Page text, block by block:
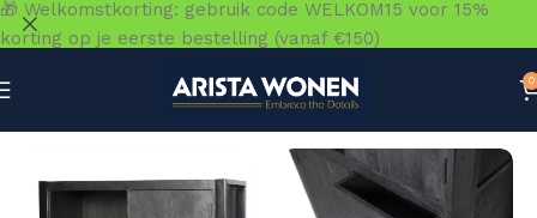
0
🎁 Welkomstkorting: gebruik code WELKOM15 voor 15%
korting op je eerste bestelling (vanaf €150)